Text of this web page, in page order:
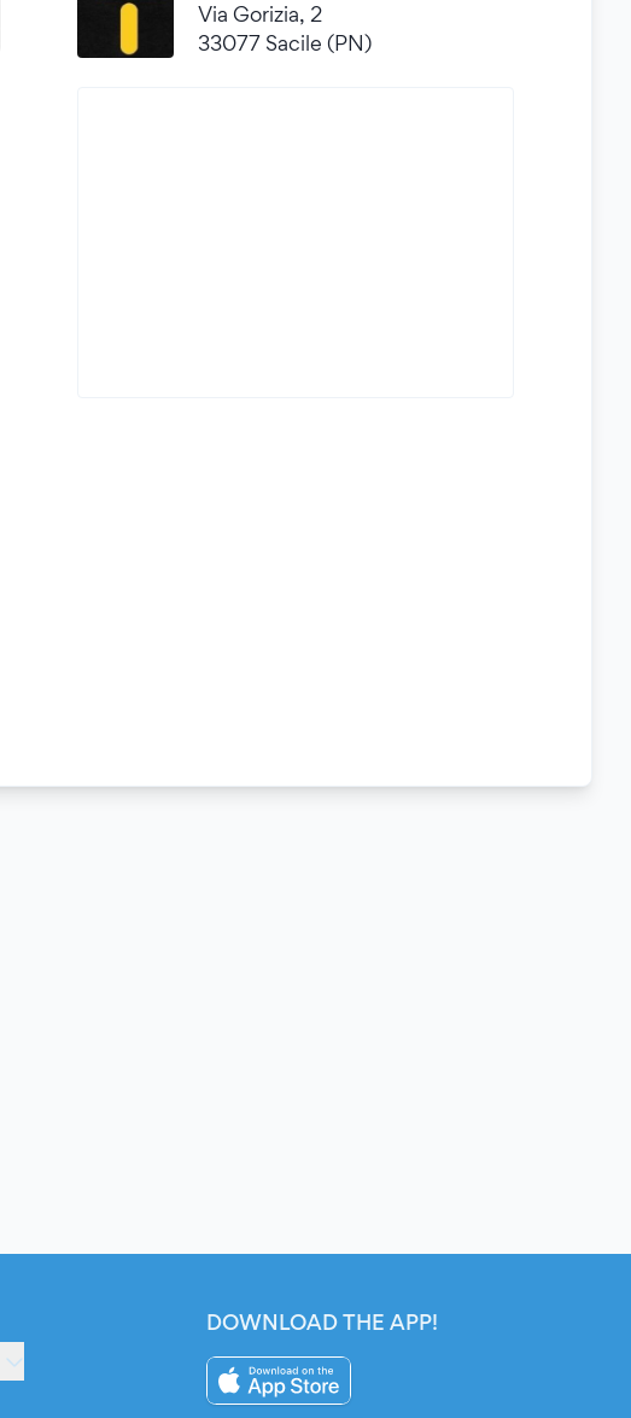
Via Gorizia, 2
33077 Sacile (PN)
DOWNLOAD THE APP!